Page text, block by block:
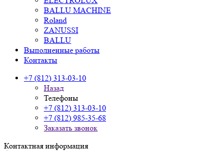
BALLU MACHINE
Roland
ZANUSSI
BALLU
Выполненные работы
Контакты
+7 (812) 313-03-10
Назад
Телефоны
+7 (812) 313-03-10
+7 (812) 985-35-68
Заказать звонок
Контактная информация